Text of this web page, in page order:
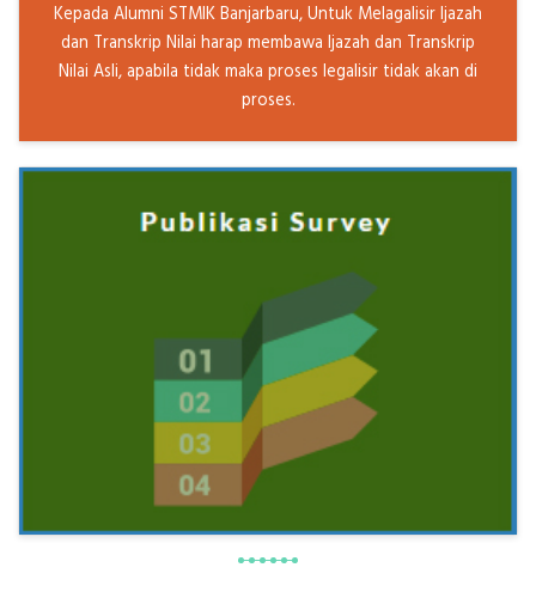
Kepada Alumni STMIK Banjarbaru, Untuk Melagalisir Ijazah
dan Transkrip Nilai harap membawa Ijazah dan Transkrip
Nilai Asli, apabila tidak maka proses legalisir tidak akan di
proses.